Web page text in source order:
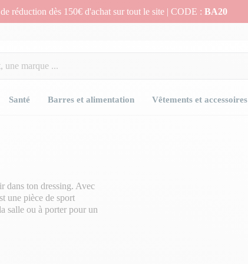
réduction dès 150€ d'achat sur tout le site | CODE : BA20
Santé Barres et alimentation Vêtements et accessoires
dans ton dressing. Avec
une pièce de sport
salle ou à porter pour un